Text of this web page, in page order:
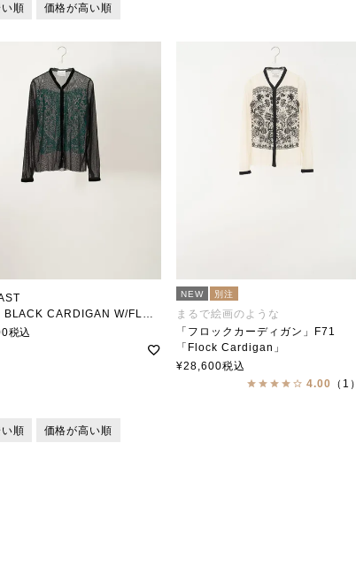
順 価格が高い順
CARDIGAN W/FLOCK
パスト
税込
NEW 別注
まるで絵画のような
「フロックカーディガン」F71
「Flock Cardigan」
soutiencollar（ステンカラー）
¥28,600税込
4.00 （1）
順 価格が高い順